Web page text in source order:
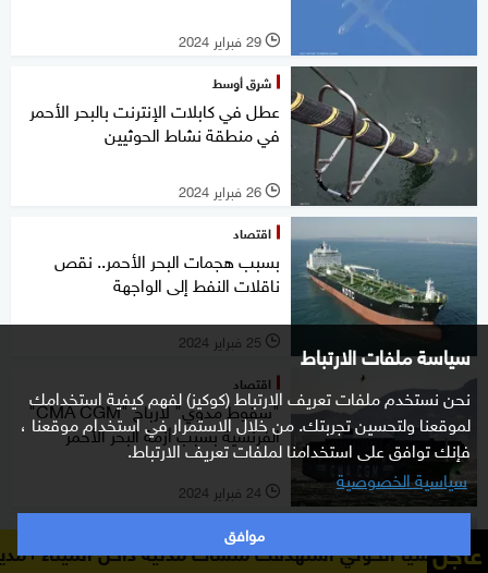
سياسة ملفات الارتباط
نحن نستخدم ملفات تعريف الارتباط (كوكيز) لفهم كيفية استخدامك
لموقعنا ولتحسين تجربتك. من خلال الاستمرار في استخدام موقعنا ،
فإنك توافق على استخدامنا لملفات تعريف الارتباط.
سياسية الخصوصية
موافق
l 29 فبراير 2024
شرق أوسط
عطل في كابلات الإنترنت بالبحر الأحمر
في منطقة نشاط الحوثيين
l 26 فبراير 2024
اقتصاد
بسبب هجمات البحر الأحمر.. نقص
ناقلات النفط إلى الواجهة
l 25 فبراير 2024
اقتصاد
"سقوط مدوي" لأرباح "CMA CGM"
الفرنسية بسبب أزمة البحر الأحمر
l 24 فبراير 2024
عالم
مصادر: إيران تحضر لمعركة طويلة مع عاجلاستهدفت منشآت مدنية داخل الميناء مدير ميناء المخا: